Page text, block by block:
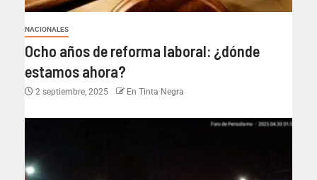
NACIONALES
Ocho años de reforma laboral: ¿dónde
estamos ahora?
2 septiembre, 2025 En Tinta Negra